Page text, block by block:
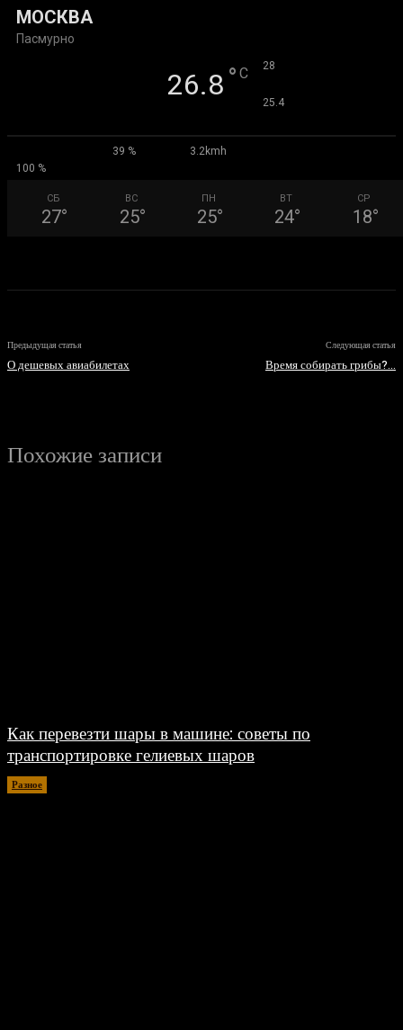
МОСКВА
Пасмурно
26.8 ° C 28
25.4
39 %
3.2kmh
100 %
СБ
27°
ВС
25°
ПН
25°
ВТ
24°
СР
18°
Предыдущая статья
О дешевых авиабилетах
Следующая статья
Время собирать грибы?…
Похожие записи
Как перевезти шары в машине: советы по
транспортировке гелиевых шаров
Разное